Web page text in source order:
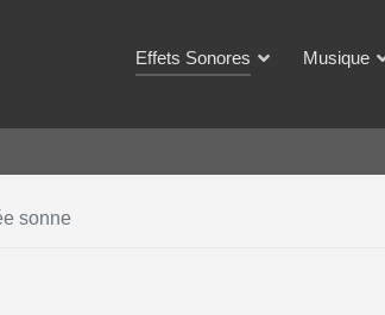
Effets Sonores Musique
sonne